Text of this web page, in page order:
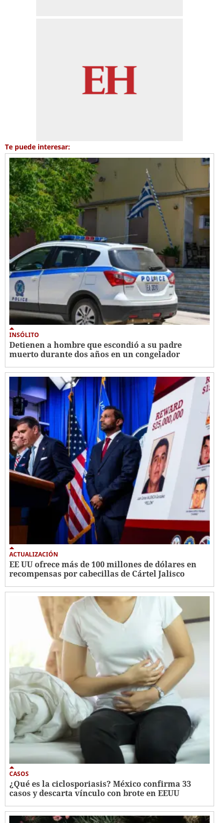
Te puede interesar:
INSÓLITO
Detienen a hombre que escondió a su padre
muerto durante dos años en un congelador
ACTUALIZACIÓN
EE UU ofrece más de 100 millones de dólares en
recompensas por cabecillas de Cártel Jalisco
CASOS
¿Qué es la ciclosporiasis? México confirma 33
casos y descarta vínculo con brote en EEUU